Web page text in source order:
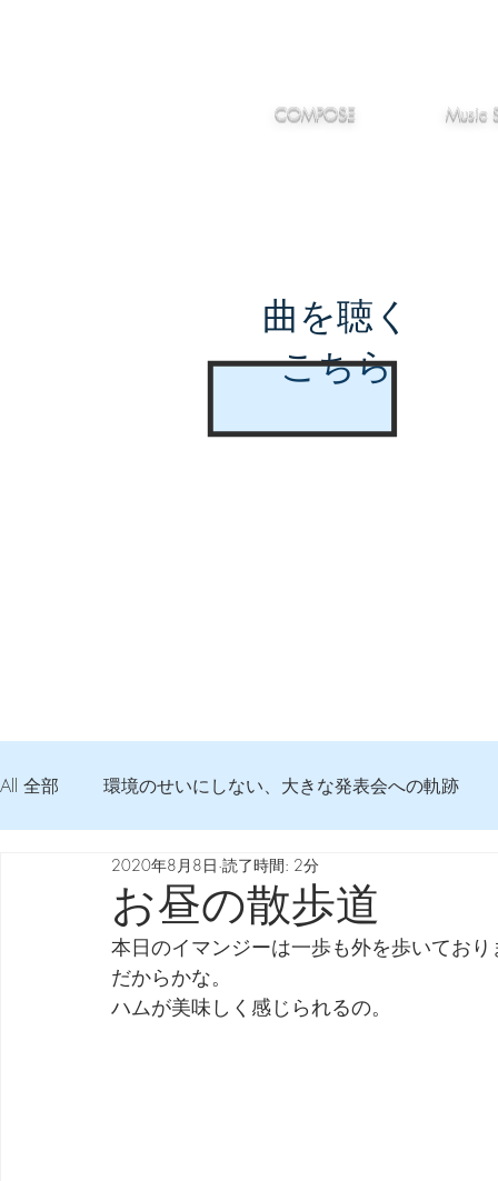
COMPOSE Music
曲を聴く
こちら
All 全部 環境のせいにしない、大きな発表会への軌跡
弦交換の記録 DTM 始める 知っておきたいコト
Imanjy Studio 使われているモノ 食べんじーの美味
お昼の散歩道
2020年8月8日 読了時間: 2分
本日のイマンジーは一歩も外を歩いており
だからかな。
ハムが美味しく感じられるの。